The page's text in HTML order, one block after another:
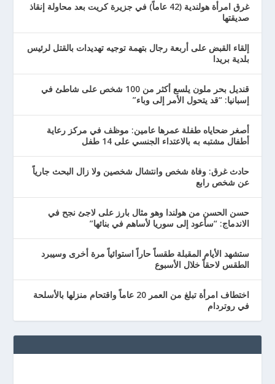
غرق امرأة هولندية (42 عاماً) في جزيرة كريت بعد محاولة إنقاذ
صديقتها
إلقاء القبض على أربعة رجال بتهمة توجيه تهديدات بالقتل لرئيس
بلدية بريدا
قنديل بحر ملون يلسع أكثر من 100 شخص على شاطئ في
إسبانيا: “قد يتحول الأمر إلى وباء”
أصغر ضحاياه طفلة عمرها عامين: موظف في مركز رعاية
أطفال مشتبه به بالاعتداء الجنسي على 14 طفل
حادث غرق: وفاة شخص وانتشال شخصين ولا زال البحث جارياً
عن شخص رابع
حسن الحسن من هولندا وهو مثال بارز على لاجئ نجح في
الاندماج: “سأعود إلى سوريا لأساهم في بنائها”
ستشهد الأيام المقبلة طقساً حاراً استوائياً مرة أخرى وسيبرد
الطقس لاحقاً خلال الأسبوع
اختطاف امرأة تبلغ من العمر 20 عاماً واقتحام منزلها بالأسلحة
في روتردام